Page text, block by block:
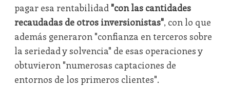
pagar esa rentabilidad "con las cantidades
recaudadas de otros inversionistas", con lo que
además generaron "confianza en terceros sobre
la seriedad y solvencia" de esas operaciones y
obtuvieron "numerosas captaciones de
entornos de los primeros clientes".